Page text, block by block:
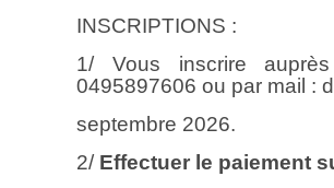
INSCRIPTIONS :
1/ Vous inscrire
0495897606 ou par mail :
septembre 2026.
2/ Effectuer le paiement